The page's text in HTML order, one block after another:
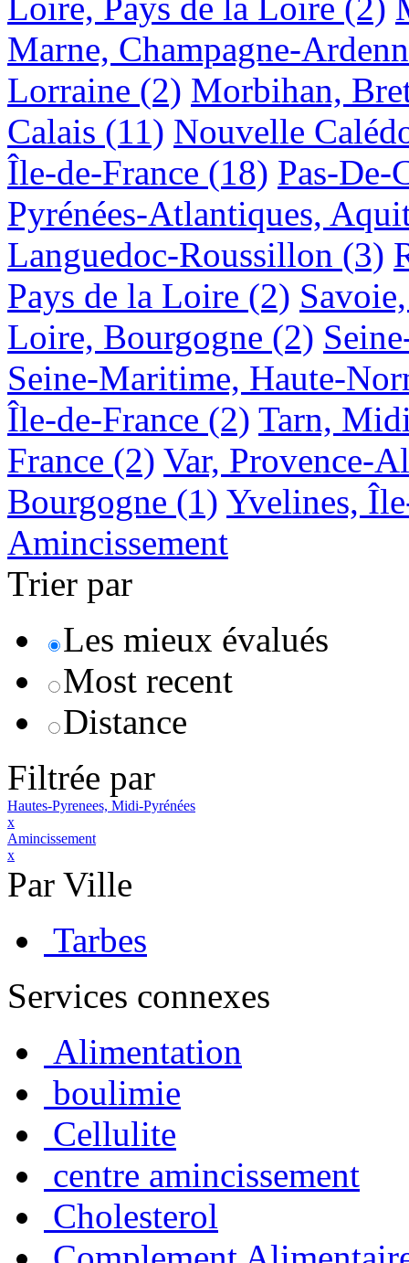
Marne, Champagne-
Lorraine (2) Morbihan,
Calais (11) Nouvelle
Île-de-France (18) Pas-De-
Pyrénées-Atlantiques,
Languedoc-Roussillon (3)
Pays de la Loire (2)
Loire, Bourgogne (2)
Seine-Maritime, Haute-
Île-de-France (2) Tarn,
France (2) Var, Provence-
Bourgogne (1) Yvelines,
Amincissement
Trier par
Les mieux évalués
Most recent
Distance
Filtrée par
Hautes-Pyrenees, Midi-Pyrénées
x
Amincissement
x
Par Ville
Tarbes
Services connexes
Alimentation
boulimie
Cellulite
centre amincissement
Cholesterol